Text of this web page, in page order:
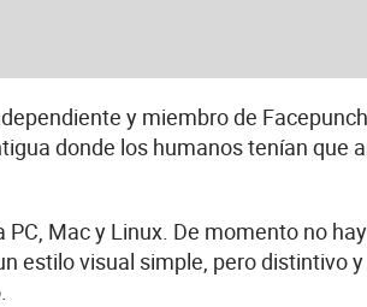
y miembro de
donde los humanos tenían que
Mac y Linux. De momento no
estilo visual simple, pero distintivo